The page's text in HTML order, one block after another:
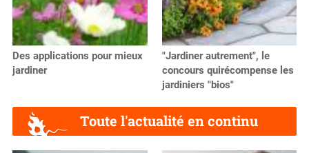
Des applications pour mieux
jardiner
"Jardiner autrement", le
concours quirécompense les
jardiniers "bios"
Toute l'actualité en continu